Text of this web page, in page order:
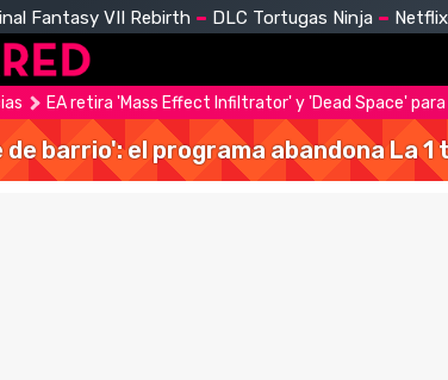
Fantasy VII Rebirth DLC Tortugas Ninja
EA retira 'Mass Effect Infiltrator' y 'Dead Space'
de barrio': el programa abandona La 1